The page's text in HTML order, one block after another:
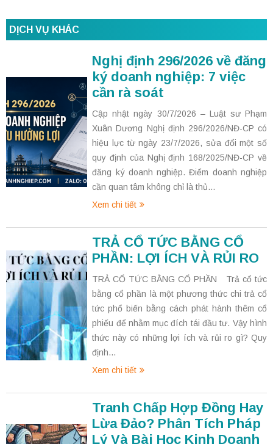
DỊCH VỤ KHÁC
Nghị định 296/2026 về đăng
ký doanh nghiệp: 7 việc
cần rà soát
Cập nhật ngày 30/7/2026 – Luật sư Phạm
Xuân Dương Nghị định 296/2026/NĐ-CP có
hiệu lực từ ngày 23/7/2026, sửa đổi một số
quy định của Nghị định 168/2025/NĐ-CP về
đăng ký doanh nghiệp. Điểm doanh nghiệp
cần quan tâm không chỉ là thủ...
Xem chi tiết
TRẢ CỔ TỨC BẰNG CỔ
PHẦN: LỢI ÍCH VÀ RỦI RO
TRẢ CỔ TỨC BẰNG CỔ PHẦN Trả cổ tức
bằng cổ phần là một phương thức chi trả cổ
tức phổ biến bằng cách phát hành thêm cổ
phiếu để nhằm mục đích tái đầu tư. Vậy hình
thức này có những lợi ích và rủi ro gì? Quy
định...
Xem chi tiết
Tranh Chấp Hợp Đồng Hay
Lừa Đảo? Phân Tích Pháp
Lý Và Bài Học Kinh Doanh